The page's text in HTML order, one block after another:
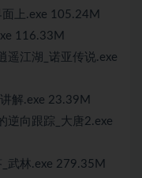
上.exe 105.24M
116.33M
遥江湖_诺亚传说.exe
解.exe 23.39M
逆向跟踪_大唐2.exe
武林.exe 279.35M